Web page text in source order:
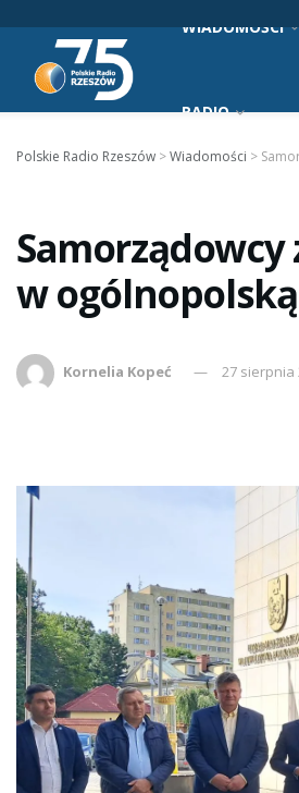
WIADOMOŚCI
RADIO
Polskie Radio Rzeszów >Wiadomości >
Samorządowcy
w
Kornelia Kopeć 27 sierpnia